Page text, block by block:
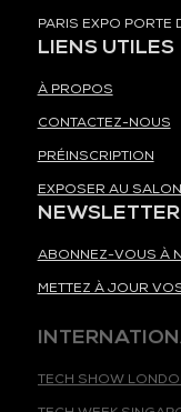
PARIS EXPO PORTE
LIENS UTILES
À PROPOS
CONTACTEZ-NOUS
PRÉINSCRIPTION
EXPOSER AU SALON
NEWSLETTER
ABONNEZ-VOUS À
METTEZ À JOUR
TECH WEEK